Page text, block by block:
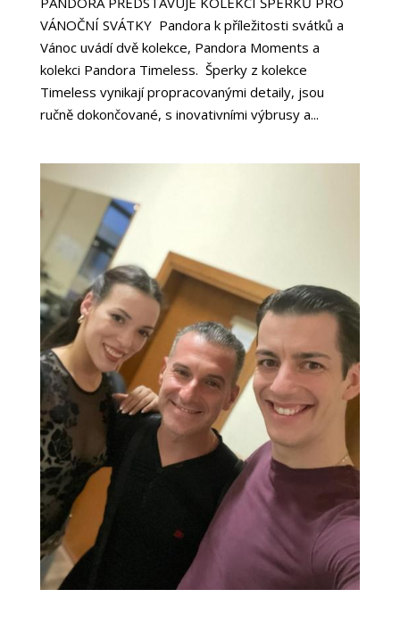
VÁNOČNÍ SVÁTKY Pandora k příležitosti svátků a
Vánoc uvádí dvě kolekce, Pandora Moments a
kolekci Pandora Timeless. Šperky z kolekce
Timeless vynikají propracovanými detaily, jsou
ručně dokončované, s inovativními výbrusy a...